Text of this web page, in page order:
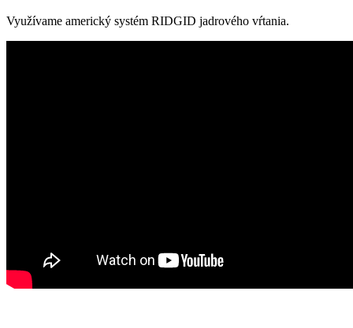
Využívame americký systém RIDGID jadrového vŕtania.